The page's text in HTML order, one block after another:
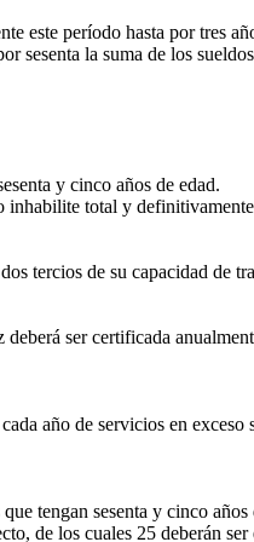
este período hasta por tres
sesenta la suma de los
y cinco años de edad.
total y
tercios de su capacidad de
ser certificada
año de servicios en exceso
tengan sesenta y cinco años
de los cuales 25 deberán ser